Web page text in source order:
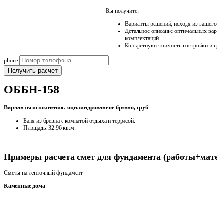
Вы получите:
Варианты решений, исходя из
Детальное описание оптимальных
комплектаций
Конкретную стоимость постройки и
phone
Получить расчет
ОББН-158
Варианты исполнения: оцилиндрованное бревно, сруб
Баня из бревна с комнатой отдыха и террасой.
Площадь: 32.96 кв.м.
Примеры расчета смет для фундамента
Сметы на ленточный фундамент
Каменные дома